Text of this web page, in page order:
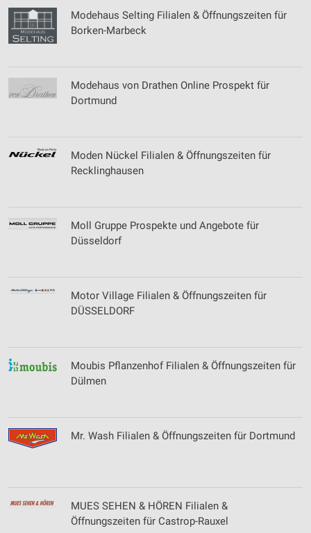
Modehaus Selting Filialen & Öffnungszeiten für
Borken-Marbeck
Modehaus von Drathen Online Prospekt für
Dortmund
Moden Nückel Filialen & Öffnungszeiten für
Recklinghausen
Moll Gruppe Prospekte und Angebote für
Düsseldorf
Motor Village Filialen & Öffnungszeiten für
DÜSSELDORF
Moubis Pflanzenhof Filialen & Öffnungszeiten für
Dülmen
Mr. Wash Filialen & Öffnungszeiten für Dortmund
MUES SEHEN & HÖREN Filialen &
Öffnungszeiten für Castrop-Rauxel